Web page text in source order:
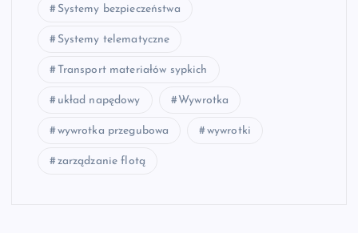
Systemy bezpieczeństwa
Systemy telematyczne
Transport materiałów sypkich
układ napędowy Wywrotka
wywrotka przegubowa wywrotki
zarządzanie flotą